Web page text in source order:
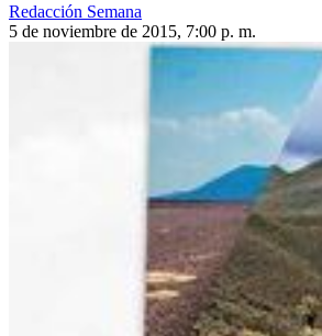
Redacción Semana
5 de noviembre de 2015, 7:00 p. m.